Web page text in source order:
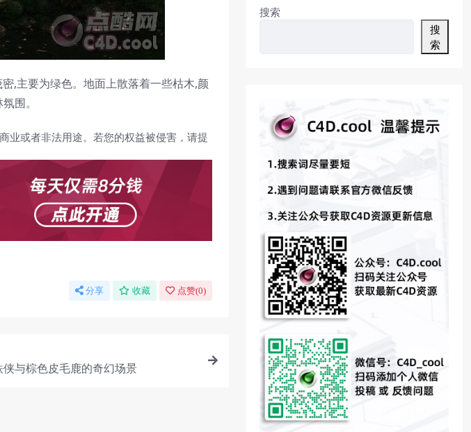
,主要为绿色。地面上散落着一些枯木,颜
围。
业或者非法用途。若您的权益被侵害，请提
分享 收藏 点赞(0)
与棕色皮毛鹿的奇幻场景
搜索
搜
索